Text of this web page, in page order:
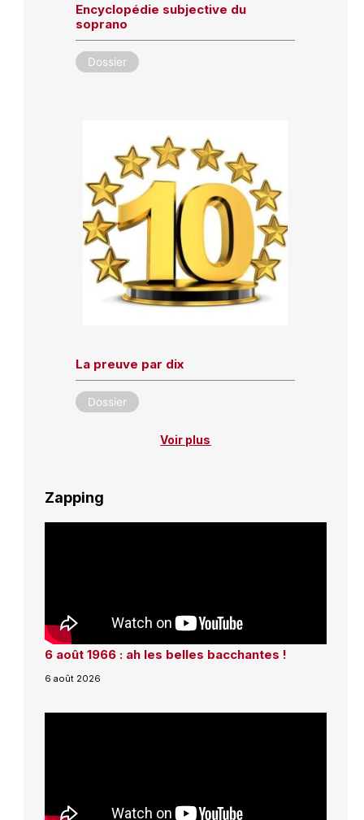
Encyclopédie subjective du
soprano
Dossier
La preuve par dix
Dossier
Voir plus
Zapping
6 août 1966 : ah les belles bacchantes !
6 août 2026